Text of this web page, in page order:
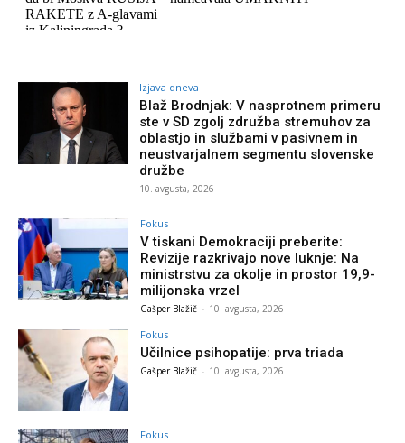
Izjava dneva
Blaž Brodnjak: V nasprotnem primeru
ste v SD zgolj združba stremuhov za
oblastjo in službami v pasivnem in
neustvarjalnem segmentu slovenske
družbe
10. avgusta, 2026
Fokus
V tiskani Demokraciji preberite:
Revizije razkrivajo nove luknje: Na
ministrstvu za okolje in prostor 19,9-
milijonska vrzel
Gašper Blažič - 10. avgusta, 2026
Fokus
Učilnice psihopatije: prva triada
Gašper Blažič - 10. avgusta, 2026
Fokus